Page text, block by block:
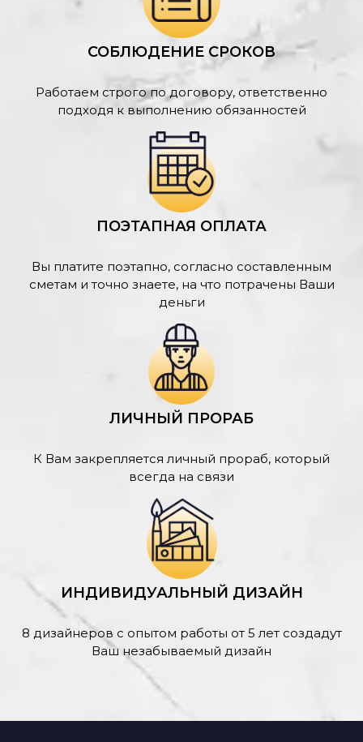
СОБЛЮДЕНИЕ СРОКОВ
Работаем строго по договору, ответственно
подходя к выполнению обязанностей
ПОЭТАПНАЯ ОПЛАТА
Вы платите поэтапно, согласно составленным
сметам и точно знаете, на что потрачены Ваши
деньги
ЛИЧНЫЙ ПРОРАБ
К Вам закрепляется личный прораб, который
всегда на связи
ИНДИВИДУАЛЬНЫЙ ДИЗАЙН
8 дизайнеров с опытом работы от 5 лет создадут
Ваш незабываемый дизайн